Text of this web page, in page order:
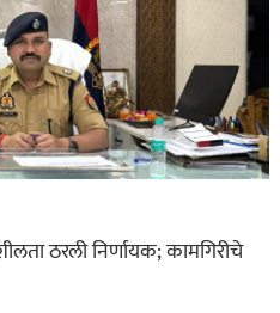
ठरली निर्णायक; कामगिरीचे